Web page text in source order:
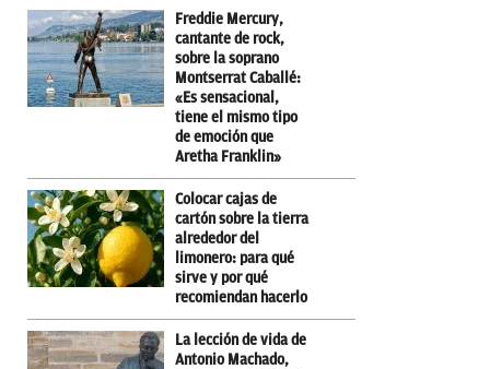
Freddie Mercury,
cantante de rock,
sobre la soprano
Montserrat Caballé:
«Es sensacional,
tiene el mismo tipo
de emoción que
Aretha Franklin»
Colocar cajas de
cartón sobre la tierra
alrededor del
limonero: para qué
sirve y por qué
recomiendan hacerlo
La lección de vida de
Antonio Machado,